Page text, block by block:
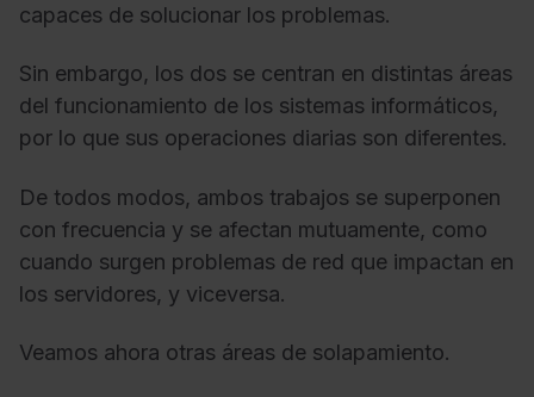
capaces de solucionar los problemas.
Sin embargo, los dos se centran en distintas áreas
del funcionamiento de los sistemas informáticos,
por lo que sus operaciones diarias son diferentes.
De todos modos, ambos trabajos se superponen
con frecuencia y se afectan mutuamente, como
cuando surgen problemas de red que impactan en
los servidores, y viceversa.
Veamos ahora otras áreas de solapamiento.